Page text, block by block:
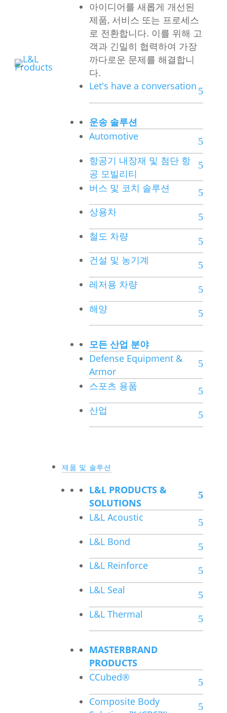
아이디어를 새롭게 개선된
제품, 서비스 또는 프로세스
로 전환합니다. 이를 위해 고
객과 긴밀히 협력하여 가장
까다로운 문제를 해결합니
다.
Let's have a conversation
운송 솔루션
Automotive
항공기 내장재 및 첨단 항
공 모빌리티
버스 및 코치 솔루션
상용차
철도 차량
건설 및 농기계
레저용 차량
해양
모든 산업 분야
Defense Equipment &
Armor
스포츠 용품
산업
제품 및 솔루션
L&L PRODUCTS &
SOLUTIONS
L&L Acoustic
L&L Bond
L&L Reinforce
L&L Seal
L&L Thermal
MASTERBRAND
PRODUCTS
CCubed®
Composite Body